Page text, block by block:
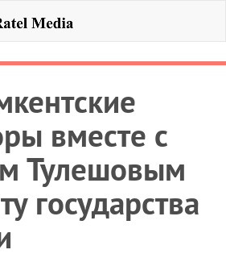
вместе с
Тулешовым
государства